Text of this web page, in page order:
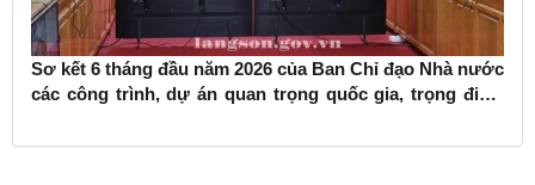
Sơ kết 6 tháng đầu năm 2026 của Ban Chỉ đạo Nhà nước
các công trình, dự án quan trọng quốc gia, trọng điểm